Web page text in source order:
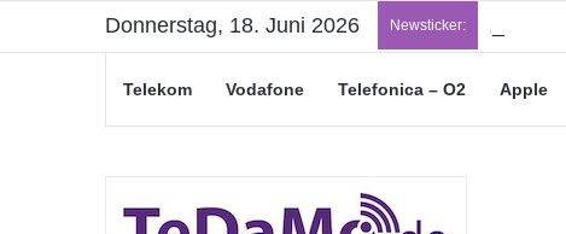
Donnerstag, 18. Juni 2026 Newsticker: „Junge
Telekom Vodafone Telefonica – O2 Apple